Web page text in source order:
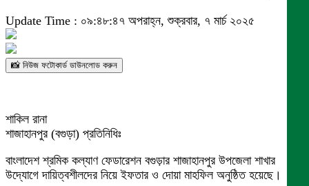
Update Time : ০৯:৪৮:৪৭ অপরাহ্ন, শুক্রবার, ৭ মার্চ ২০২৫
📸 নিউজ ফটোকার্ড ডাউনলোড করুন
শাকিল রানা
শাজাহানপুর (বগুড়া) প্রতিনিধিঃ
বাংলাদেশ শ্রমিক কল্যাণ ফেডারেশন বগুড়ার শাজাহানপুর উপজেলা শাখার
উদ্যোগে দায়িত্বশীলদের নিয়ে ইফতার ও দোয়া মাহফিল অনুষ্ঠিত হয়েছে।